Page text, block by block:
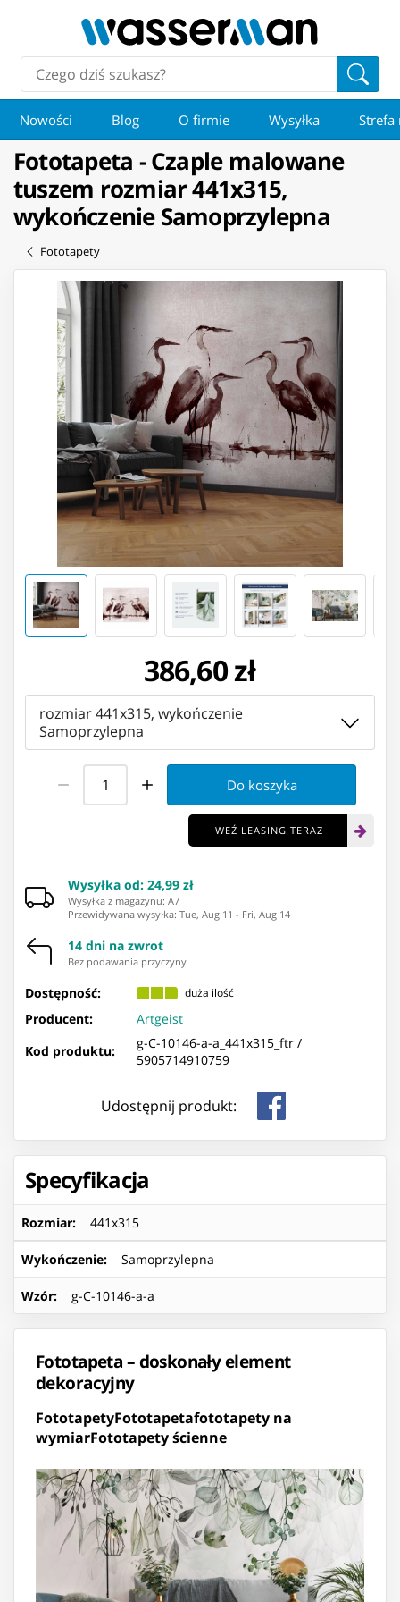
Nowości Blog O firmie Wysyłka Strefa
Fototapeta - Czaple malowane
tuszem rozmiar 441x315,
wykończenie Samoprzylepna
Fototapety
386,60 zł
rozmiar 441x315, wykończenie
Samoprzylepna
Do koszyka
WEŹ LEASING TERAZ
Wysyłka od: 24,99 zł
Wysyłka z magazynu: ⁨A7⁩
Przewidywana wysyłka: Tue, Aug 11 - Fri, Aug 14
14 dni na zwrot
Bez podawania przyczyny
Dostępność: duża ilość
Producent:
Artgeist
Kod produktu:
g-C-10146-a-a_441x315_ftr /
5905714910759
Udostępnij produkt:
Specyfikacja
Rozmiar: 441x315
Wykończenie: Samoprzylepna
Wzór: g-C-10146-a-a
Fototapeta – doskonały element
dekoracyjny
FototapetyFototapetafototapety na
wymiarFototapety ścienne